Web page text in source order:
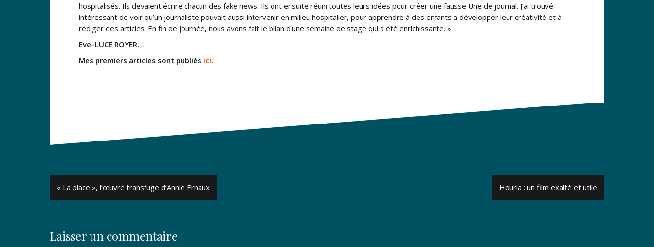
hospitalisés. Ils devaient écrire chacun des fake news. Ils ont ensuite réuni toutes leurs idées pour créer une fausse Une de journal. J’ai trouvé
intéressant de voir qu’un journaliste pouvait aussi intervenir en milieu hospitalier, pour apprendre à des enfants a développer leur créativité et à
rédiger des articles. En fin de journée, nous avons fait le bilan d’une semaine de stage qui a été enrichissante. »
Eve–LUCE ROYER.
Mes premiers articles sont publiés ici.
Navigation
de
« La place », l’œuvre transfuge d’Annie Ernaux Houria : un film exalté et utile
Laisser un commentaire